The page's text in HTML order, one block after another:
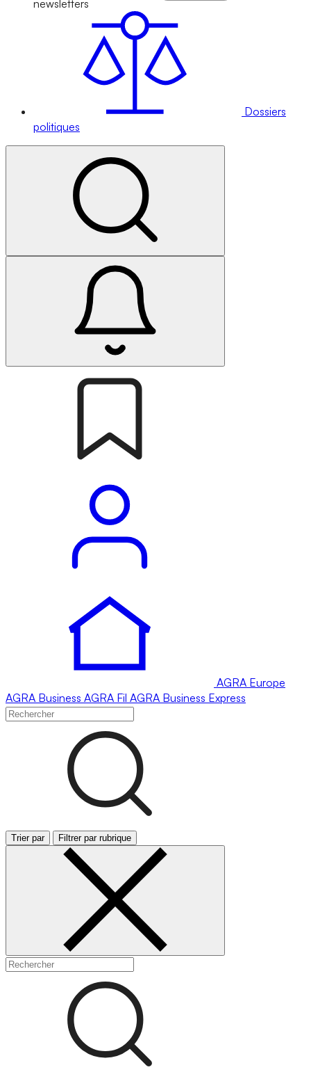
newsletters
Dossiers
politiques
AGRA Europe
AGRA Business AGRA Fil AGRA Business Express
Trier par Filtrer par rubrique